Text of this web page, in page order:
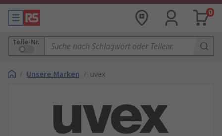
0
Teile-Nr.
/ Unsere Marken / uvex